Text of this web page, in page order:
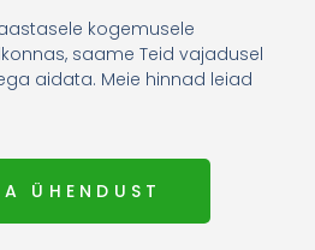
kogemusele
saame Teid vajadusel
aidata. Meie hinnad leiad
ÜHENDUST